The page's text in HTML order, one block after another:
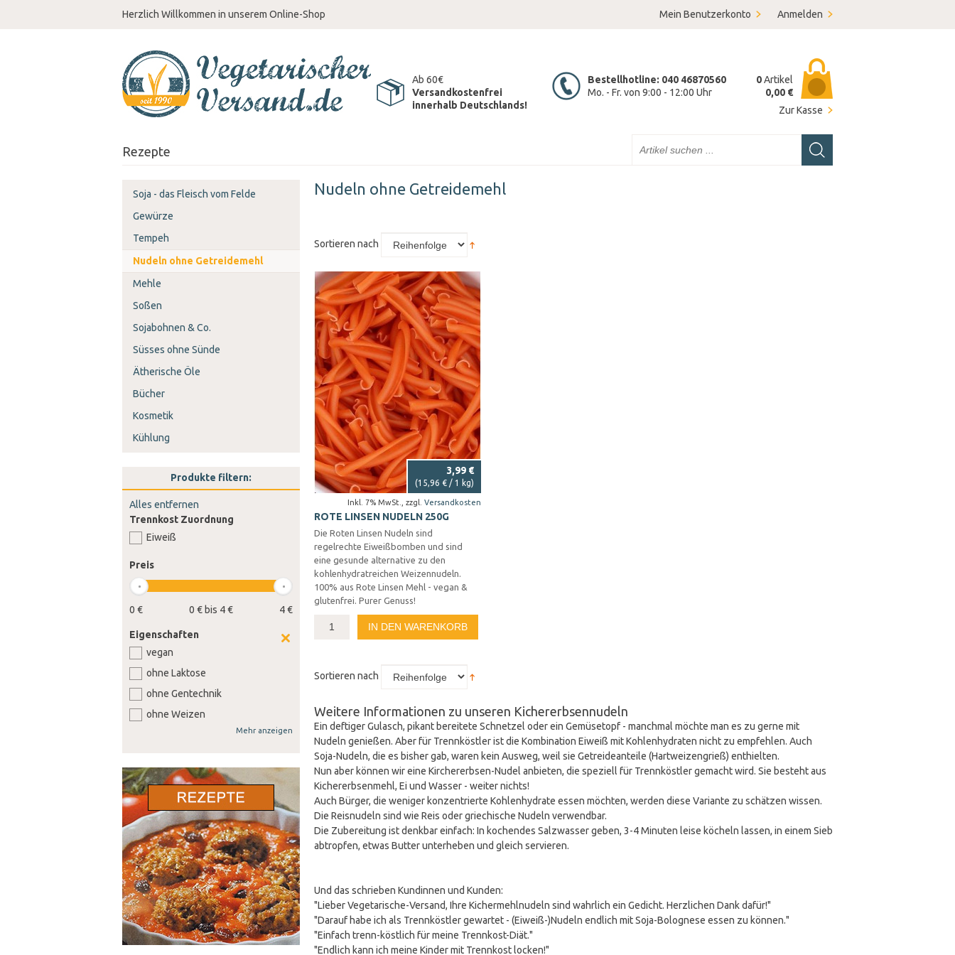
Herzlich Willkommen in unserem Online-Shop Mein Benutzerkonto Anmelden
Ab 60€
Versandkostenfrei
innerhalb Deutschlands!
Bestellhotline: 040 46870560
Mo. - Fr. von 9:00 - 12:00 Uhr
0Artikel
0,00 €
Zur Kasse
Rezepte
Nudeln ohne Getreidemehl
Sortieren nach
3,99 €
Inkl. 7% MwSt. zzgl. Versandkosten
(15,96 € / 1 kg)
ROTE LINSEN NUDELN 250G
Die Roten Linsen Nudeln sind
regelrechte Eiweißbomben und sind
eine gesunde alternative zu den
kohlenhydratreichen Weizennudeln.
100% aus Rote Linsen Mehl - vegan &
glutenfrei. Purer Genuss!
IN DEN WARENKORB
Sortieren nach
Weitere Informationen zu unseren Kichererbsennudeln
Ein deftiger Gulasch, pikant bereitete Schnetzel oder ein Gemüsetopf - manchmal möchte man es zu gerne mit
Nudeln genießen. Aber für Trennköstler ist die Kombination Eiweiß mit Kohlenhydraten nicht zu empfehlen. Auch
Soja-Nudeln, die es bisher gab, waren kein Ausweg, weil sie Getreideanteile (Hartweizengrieß) enthielten.
Nun aber können wir eine Kirchererbsen-Nudel anbieten, die speziell für Trennköstler gemacht wird. Sie besteht aus
Kichererbsenmehl, Ei und Wasser - weiter nichts!
Auch Bürger, die weniger konzentrierte Kohlenhydrate essen möchten, werden diese Variante zu schätzen wissen.
Die Reisnudeln sind wie Reis oder griechische Nudeln verwendbar.
Die Zubereitung ist denkbar einfach: In kochendes Salzwasser geben, 3-4 Minuten leise köcheln lassen, in einem Sieb
abtropfen, etwas Butter unterheben und gleich servieren.
Und das schrieben Kundinnen und Kunden:
"Lieber Vegetarische-Versand, Ihre Kichermehlnudeln sind wahrlich ein Gedicht. Herzlichen Dank dafür!"
"Darauf habe ich als Trennköstler gewartet - (Eiweiß-)Nudeln endlich mit Soja-Bolognese essen zu können."
"Einfach trenn-köstlich für meine Trennkost-Diät."
"Endlich kann ich meine Kinder mit Trennkost locken!"
Soja - das Fleisch vom Felde
Gewürze
Tempeh
Nudeln ohne Getreidemehl
Mehle
Soßen
Sojabohnen & Co.
Süsses ohne Sünde
Ätherische Öle
Bücher
Kosmetik
Kühlung
Produkte filtern:
Alles entfernen
Trennkost Zuordnung
Eiweiß
Preis
0 € 4 €
0 € bis 4 €
Eigenschaften
vegan
ohne Laktose
ohne Gentechnik
ohne Weizen
ohne Sellerie
ohne Lupine
ohne Gluten
ohne Nüsse
Mehr anzeigen